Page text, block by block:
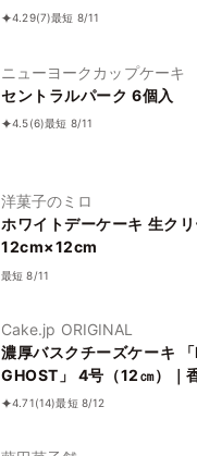
応》《小麦なし》《卵な
4.29(7)最短 8/11
ニューヨークカップケーキ
セントラルパーク 6個入
4.5(6)最短 8/11
洋菓子のミロ
ホワイトデーケーキ 生ク
12cm×12cm
最短 8/11
Cake.jp ORIGINAL
濃厚バスクチーズケーキ
GHOST」 4号（12㎝）｜
ろける幻のくちどけ
4.71(14)最短 8/12